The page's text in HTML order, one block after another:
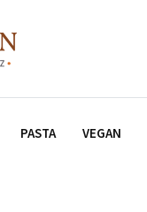
PASTA VEGAN